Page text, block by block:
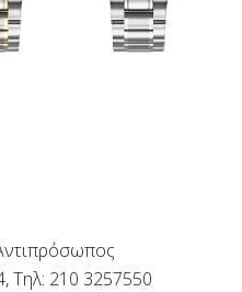
Τηλ: 210 3257550